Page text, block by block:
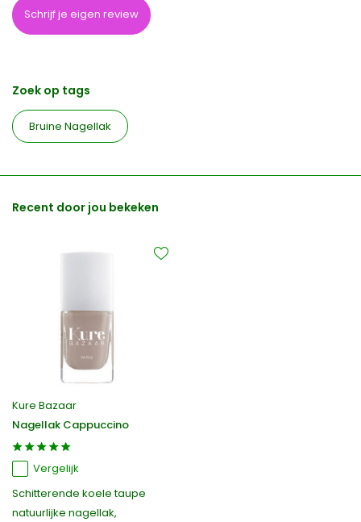
Schrijf je eigen review
Zoek op tags
Bruine Nagellak
Recent door jou bekeken
Kure Bazaar
Nagellak Cappuccino
Vergelijk
Schitterende koele taupe
natuurlijke nagellak,